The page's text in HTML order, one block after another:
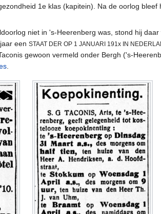
1e klas (kapitein). Na de oorlog
niet in 's-Heerenberg was, stond hij
een STAAT DER OP 1 JANUARI 191x IN
gewoon vermeld onder Bergh ('s-
.